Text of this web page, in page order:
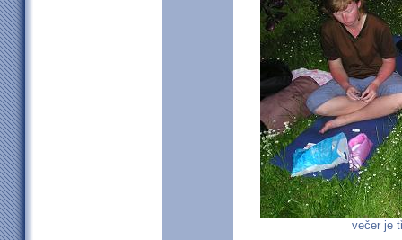
večer je